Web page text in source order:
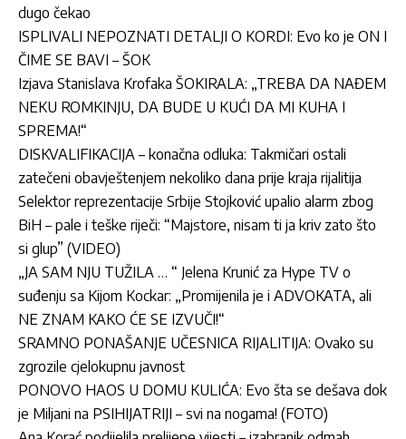
dugo čekao
ISPLIVALI NEPOZNATI DETALJI O KORDI: Evo ko je ON I
ČIME SE BAVI – ŠOK
Izjava Stanislava Krofaka ŠOKIRALA: „TREBA DA NAĐEM
NEKU ROMKINJU, DA BUDE U KUĆI DA MI KUHA I
SPREMA!“
DISKVALIFIKACIJA – konačna odluka: Takmičari ostali
zatečeni obavještenjem nekoliko dana prije kraja rijalitija
Selektor reprezentacije Srbije Stojković upalio alarm zbog
BiH – pale i teške riječi: “Majstore, nisam ti ja kriv zato što
si glup” (VIDEO)
„JA SAM NJU TUŽILA … “ Jelena Krunić za Hype TV o
suđenju sa Kijom Kockar: „Promijenila je i ADVOKATA, ali
NE ZNAM KAKO ĆE SE IZVUČI!“
SRAMNO PONAŠANJE UČESNICA RIJALITIJA: Ovako su
zgrozile cjelokupnu javnost
PONOVO HAOS U DOMU KULIĆA: Evo šta se dešava dok
je Miljani na PSIHIJATRIJI – svi na nogama! (FOTO)